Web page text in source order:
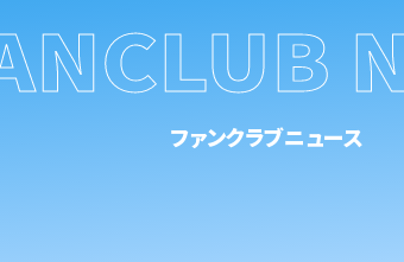
ファンクラブニュース